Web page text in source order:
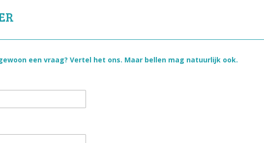
een vraag? Vertel het ons. Maar bellen mag natuurlijk ook.